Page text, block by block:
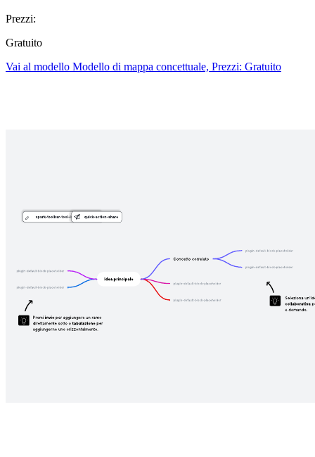
Prezzi:
Gratuito
Vai al modello Modello di mappa concettuale, Prezzi: Gratuito